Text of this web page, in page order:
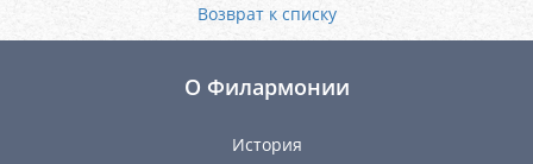
Возврат к списку
О Филармонии
История